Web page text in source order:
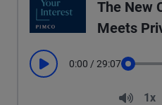
The New
Meets
Play 0:00 / 29:07
Volume
1x